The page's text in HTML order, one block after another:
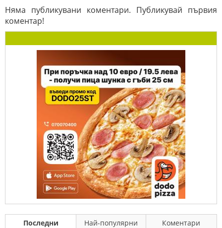
Няма публикувани коментари. Публикувай първия
коментар!
Последни Най-популярни
Коментари